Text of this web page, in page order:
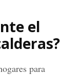
el
para